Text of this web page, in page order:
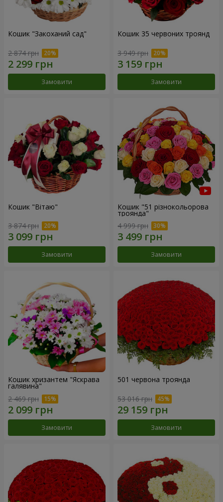
Кошик "Закоханий сад"
2 874 грн
Замовити
Кошик 35 червоних троянд
3 949 грн
Замовити
Кошик "Вітаю"
3 874 грн
Замовити
Кошик "51 різнокольорова
троянда"
4 999 грн
Замовити
Кошик хризантем "Яскрава
галявина"
2 469 грн
Замовити
501 червона троянда
53 016 грн
Замовити